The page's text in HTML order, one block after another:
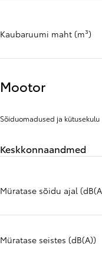
Kaubaruumi maht (m³)
Mootor
Sõiduomadused ja kütusekulu
Keskkonnaandmed
Müratase sõidu ajal
Müratase seistes (dB(A))